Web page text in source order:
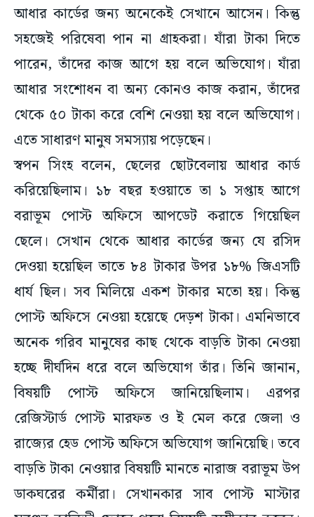
আধার কার্ডের জন্য অনেকেই সেখানে আসেন। কিন্তু
সহজেই পরিষেবা পান না গ্রাহকরা। যাঁরা টাকা দিতে
পারেন, তাঁদের কাজ আগে হয় বলে অভিযোগ। যাঁরা
আধার সংশোধন বা অন্য কোনও কাজ করান, তাঁদের
থেকে ৫০ টাকা করে বেশি নেওয়া হয় বলে অভিযোগ।
এতে সাধারণ মানুষ সমস্যায় পড়েছেন।
স্বপন সিংহ বলেন, ছেলের ছোটবেলায় আধার কার্ড
করিয়েছিলাম। ১৮ বছর হওয়াতে তা ১ সপ্তাহ আগে
বরাভূম পোস্ট অফিসে আপডেট করাতে গিয়েছিল
ছেলে। সেখান থেকে আধার কার্ডের জন্য যে রসিদ
দেওয়া হয়েছিল তাতে ৮৪ টাকার উপর ১৮% জিএসটি
ধার্য ছিল। সব মিলিয়ে একশ টাকার মতো হয়। কিন্তু
পোস্ট অফিসে নেওয়া হয়েছে দেড়শ টাকা। এমনিভাবে
অনেক গরিব মানুষের কাছ থেকে বাড়তি টাকা নেওয়া
হচ্ছে দীর্ঘদিন ধরে বলে অভিযোগ তাঁর। তিনি জানান,
বিষয়টি পোস্ট অফিসে জানিয়েছিলাম। এরপর
রেজিস্টার্ড পোস্ট মারফত ও ই মেল করে জেলা ও
রাজ্যের হেড পোস্ট অফিসে অভিযোগ জানিয়েছি। তবে
বাড়তি টাকা নেওয়ার বিষয়টি মানতে নারাজ বরাভূম উপ
ডাকঘরের কর্মীরা। সেখানকার সাব পোস্ট মাস্টার